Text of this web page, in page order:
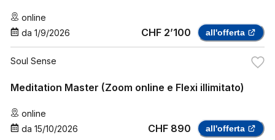
online
da 1/9/2026 CHF 2’100 all'offerta
Soul Sense
Meditation Master (Zoom online e Flexi illimitato)
online
da 15/10/2026 CHF 890 all'offerta